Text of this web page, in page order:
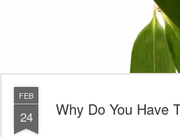
FEB
24 Why Do You Have